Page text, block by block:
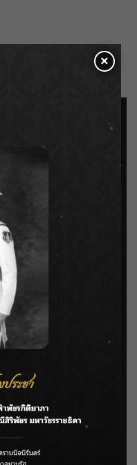
หาโครงการประตู
ากกินอะไรหลังจาก
วิต”
งการหุบกะพง–ห้วย
×